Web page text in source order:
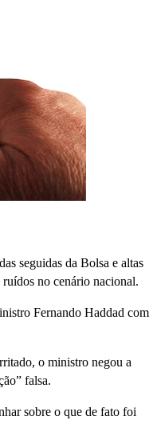
seguidas da Bolsa e altas
no cenário nacional.
Fernando Haddad com
o ministro negou a
falsa.
sobre o que de fato foi